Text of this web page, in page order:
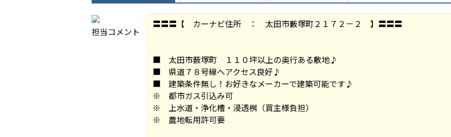
担当コメント
〓〓〓【 カーナビ住所 ： 太田市藪塚町２１７２－２ 】〓〓〓
■ 太田市薮塚町 １１０坪以上の奥行ある敷地♪
■ 県道７８号線へアクセス良好♪
■ 建築条件無し！お好きなメーカーで建築可能です♪
※ 都市ガス引込み可
※ 上水道・浄化槽・浸透桝（買主様負担）
※ 農地転用許可要